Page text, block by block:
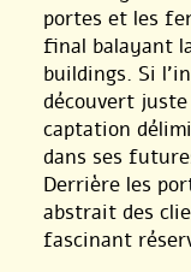
portes et les
final balayant
buildings. Si
découvert
captation
dans ses
Derrière les
abstrait des
fascinant